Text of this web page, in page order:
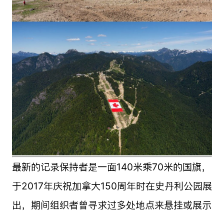
最新的记录保持者是一面140米乘70米的国旗，
于2017年庆祝加拿大150周年时在史丹利公园展
出，期间组织者曾寻求过多处地点来悬挂或展示